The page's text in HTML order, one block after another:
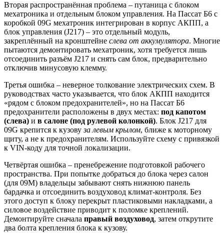
Вторая распространённая проблема – путаница с блоком
мехатроника и отдельным блоком управления. На Пассат Б6 с
коробкой 09G мехатроник интегрирован в корпус АКПП, а
блок управления (J217) – это отдельный модуль,
закреплённый на кронштейне слева от аккумулятора. Многие
пытаются демонтировать мехатроник, хотя требуется лишь
отсоединить разъём J217 и снять сам блок, предварительно
отключив минусовую клемму.
Третья ошибка – неверное толкование электрических схем. В
руководствах часто указывается, что блок АКПП находится
«рядом с блоком предохранителей», но на Пассат Б6
предохранители расположены в двух местах: под капотом
(слева) и в салоне (под рулевой колонкой). Блок J217 для
09G крепится к кузовуза левым крылом, ближе к моторному
щиту, а не к предохранителям. Используйте схему с привязкой
к VIN-коду для точной локализации.
Четвёртая ошибка – пренебрежение подготовкой рабочего
пространства. При попытке добраться до блока через салон
(для 09M) владельцы забывают снять нижнюю панель
бардачка и отсоединить воздуховод климат-контроля. Без
этого доступ к блоку перекрыт пластиковыми накладками, а
силовое воздействие приводит к поломке креплений.
Демонтируйте сначала правый воздуховод, затем открутите
два болта крепления блока к кузову.